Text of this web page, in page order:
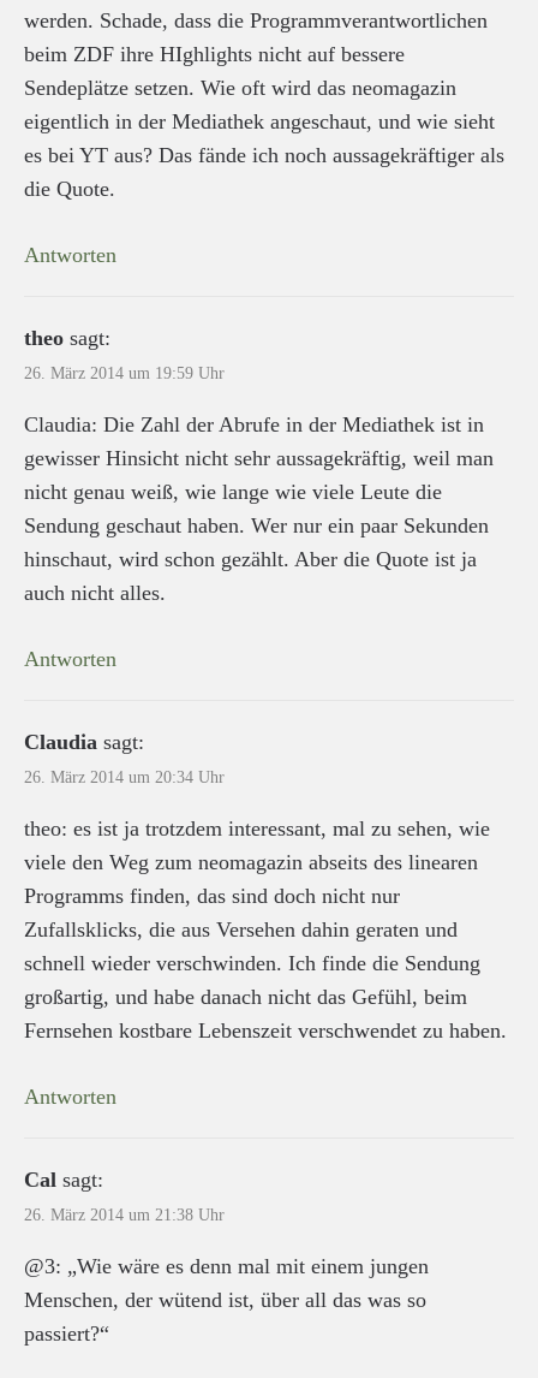
werden. Schade, dass die Programmverantwortlichen
beim ZDF ihre HIghlights nicht auf bessere
Sendeplätze setzen. Wie oft wird das neomagazin
eigentlich in der Mediathek angeschaut, und wie sieht
es bei YT aus? Das fände ich noch aussagekräftiger als
die Quote.
Antworten
theo sagt:
26. März 2014 um 19:59 Uhr
Claudia: Die Zahl der Abrufe in der Mediathek ist in
gewisser Hinsicht nicht sehr aussagekräftig, weil man
nicht genau weiß, wie lange wie viele Leute die
Sendung geschaut haben. Wer nur ein paar Sekunden
hinschaut, wird schon gezählt. Aber die Quote ist ja
auch nicht alles.
Antworten
Claudia sagt:
26. März 2014 um 20:34 Uhr
theo: es ist ja trotzdem interessant, mal zu sehen, wie
viele den Weg zum neomagazin abseits des linearen
Programms finden, das sind doch nicht nur
Zufallsklicks, die aus Versehen dahin geraten und
schnell wieder verschwinden. Ich finde die Sendung
großartig, und habe danach nicht das Gefühl, beim
Fernsehen kostbare Lebenszeit verschwendet zu haben.
Antworten
Cal sagt:
26. März 2014 um 21:38 Uhr
@3: „Wie wäre es denn mal mit einem jungen
Menschen, der wütend ist, über all das was so
passiert?“